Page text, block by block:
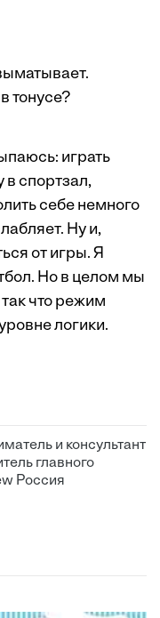
тонусе?
играть
в спортзал,
себе немного
Ну и,
от игры. Я
Но в целом мы
что режим
логики.
и консультант
главного
Россия